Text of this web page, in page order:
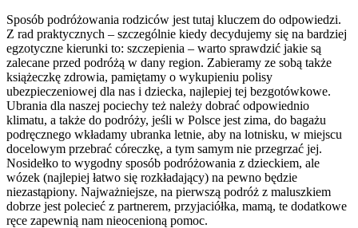
Sposób podróżowania rodziców jest tutaj kluczem do odpowiedzi.
Z rad praktycznych – szczególnie kiedy decydujemy się na bardziej
egzotyczne kierunki to: szczepienia – warto sprawdzić jakie są
zalecane przed podróżą w dany region. Zabieramy ze sobą także
książeczkę zdrowia, pamiętamy o wykupieniu polisy
ubezpieczeniowej dla nas i dziecka, najlepiej tej bezgotówkowe.
Ubrania dla naszej pociechy też należy dobrać odpowiednio
klimatu, a także do podróży, jeśli w Polsce jest zima, do bagażu
podręcznego wkładamy ubranka letnie, aby na lotnisku, w miejscu
docelowym przebrać córeczkę, a tym samym nie przegrzać jej.
Nosidełko to wygodny sposób podróżowania z dzieckiem, ale
wózek (najlepiej łatwo się rozkładający) na pewno będzie
niezastąpiony. Najważniejsze, na pierwszą podróż z maluszkiem
dobrze jest polecieć z partnerem, przyjaciółka, mamą, te dodatkowe
ręce zapewnią nam nieocenioną pomoc.